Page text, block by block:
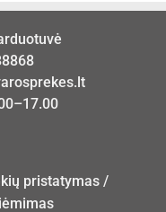
pristatymas /